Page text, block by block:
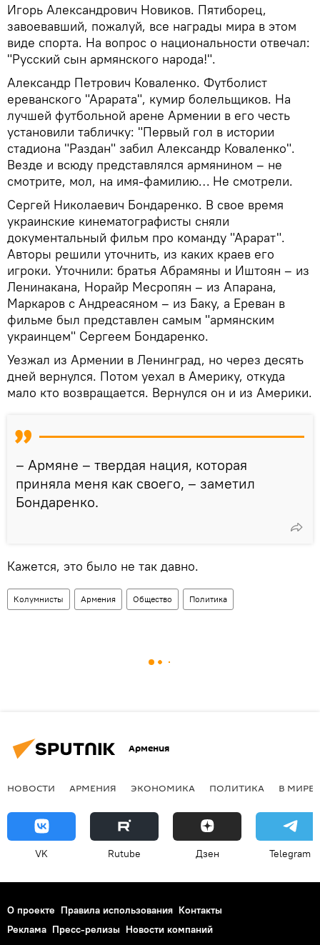
Игорь Александрович Новиков. Пятиборец,
завоевавший, пожалуй, все награды мира в этом
виде спорта. На вопрос о национальности отвечал:
"Русский сын армянского народа!".
Александр Петрович Коваленко. Футболист
ереванского "Арарата", кумир болельщиков. На
лучшей футбольной арене Армении в его честь
установили табличку: "Первый гол в истории
стадиона "Раздан" забил Александр Коваленко".
Везде и всюду представлялся армянином – не
смотрите, мол, на имя-фамилию… Не смотрели.
Сергей Николаевич Бондаренко. В свое время
украинские кинематографисты сняли
документальный фильм про команду "Арарат".
Авторы решили уточнить, из каких краев его
игроки. Уточнили: братья Абрамяны и Иштоян – из
Ленинакана, Норайр Месропян – из Апарана,
Маркаров с Андреасяном – из Баку, а Ереван в
фильме был представлен самым "армянским
украинцем" Сергеем Бондаренко.
Уезжал из Армении в Ленинград, но через десять
дней вернулся. Потом уехал в Америку, откуда
мало кто возвращается. Вернулся он и из Америки.
– Армяне – твердая нация, которая
приняла меня как своего, – заметил
Бондаренко.
Кажется, это было не так давно.
Колумнисты Армения Общество Политика
Армения
НОВОСТИ АРМЕНИЯ ЭКОНОМИКА ПОЛИТИКА В МИРЕ
VK Rutube Дзен Telegram
О проекте Правила использования Контакты
Реклама Пресс-релизы Новости компаний